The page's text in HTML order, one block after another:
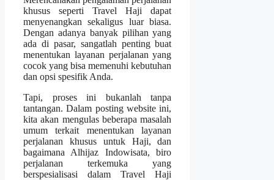
khusus seperti Travel Haji dapat
menyenangkan sekaligus luar biasa.
Dengan adanya banyak pilihan yang
ada di pasar, sangatlah penting buat
menentukan layanan perjalanan yang
cocok yang bisa memenuhi kebutuhan
dan opsi spesifik Anda.
Tapi, proses ini bukanlah tanpa
tantangan. Dalam posting website ini,
kita akan mengulas beberapa masalah
umum terkait menentukan layanan
perjalanan khusus untuk Haji, dan
bagaimana Alhijaz Indowisata, biro
perjalanan terkemuka yang
berspesialisasi dalam Travel Haji